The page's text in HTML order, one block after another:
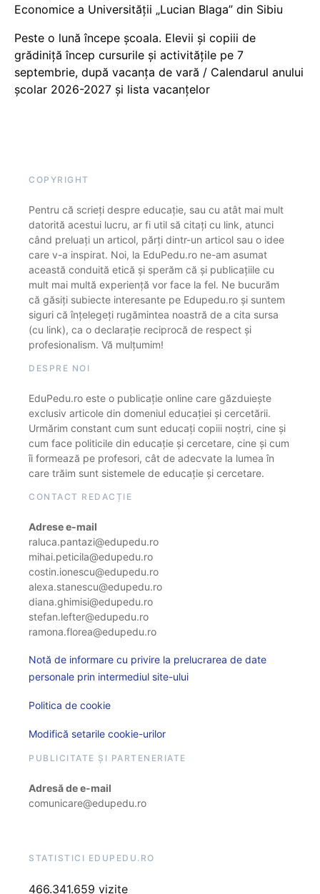
Economice a Universității „Lucian Blaga” din Sibiu
Peste o lună începe școala. Elevii și copiii de
grădiniță încep cursurile și activitățile pe 7
septembrie, după vacanța de vară / Calendarul anului
școlar 2026-2027 și lista vacanțelor
COPYRIGHT
Pentru că scrieți despre educație, sau cu atât mai mult
datorită acestui lucru, ar fi util să citați cu link, atunci
când preluați un articol, părți dintr-un articol sau o idee
care v-a inspirat. Noi, la EduPedu.ro ne-am asumat
această conduită etică și sperăm că și publicațiile cu
mult mai multă experiență vor face la fel. Ne bucurăm
că găsiți subiecte interesante pe Edupedu.ro și suntem
siguri că înțelegeți rugămintea noastră de a cita sursa
(cu link), ca o declarație reciprocă de respect și
profesionalism. Vă mulțumim!
DESPRE NOI
EduPedu.ro este o publicație online care găzduiește
exclusiv articole din domeniul educației și cercetării.
Urmărim constant cum sunt educați copiii noștri, cine și
cum face politicile din educație și cercetare, cine și cum
îi formează pe profesori, cât de adecvate la lumea în
care trăim sunt sistemele de educație și cercetare.
CONTACT REDACȚIE
Adrese e-mail
raluca.pantazi@edupedu.ro
mihai.peticila@edupedu.ro
costin.ionescu@edupedu.ro
alexa.stanescu@edupedu.ro
diana.ghimisi@edupedu.ro
stefan.lefter@edupedu.ro
ramona.florea@edupedu.ro
Notă de informare cu privire la prelucrarea de date
personale prin intermediul site-ului
Politica de cookie
Modifică setarile cookie-urilor
PUBLICITATE ȘI PARTENERIATE
Adresă de e-mail
comunicare@edupedu.ro
STATISTICI EDUPEDU.RO
466.341.659 vizite